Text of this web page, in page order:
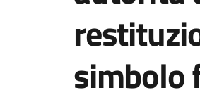
simbolo